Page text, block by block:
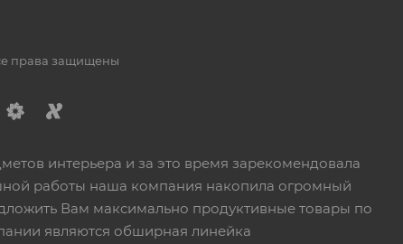
права защищены
интерьера и за это время зарекомендовала
работы наша компания накопила огромный
Вам максимально продуктивные товары по
являются обширная линейка